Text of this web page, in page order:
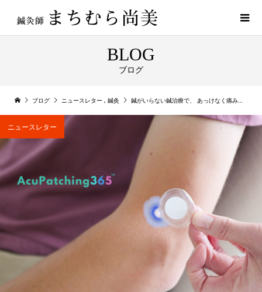
BLOG
ブログ
ブログ ニュースレター , 鍼灸 鍼がいらない鍼治療で、 あっけなく痛みとサヨナラできる？！
ニュースレター